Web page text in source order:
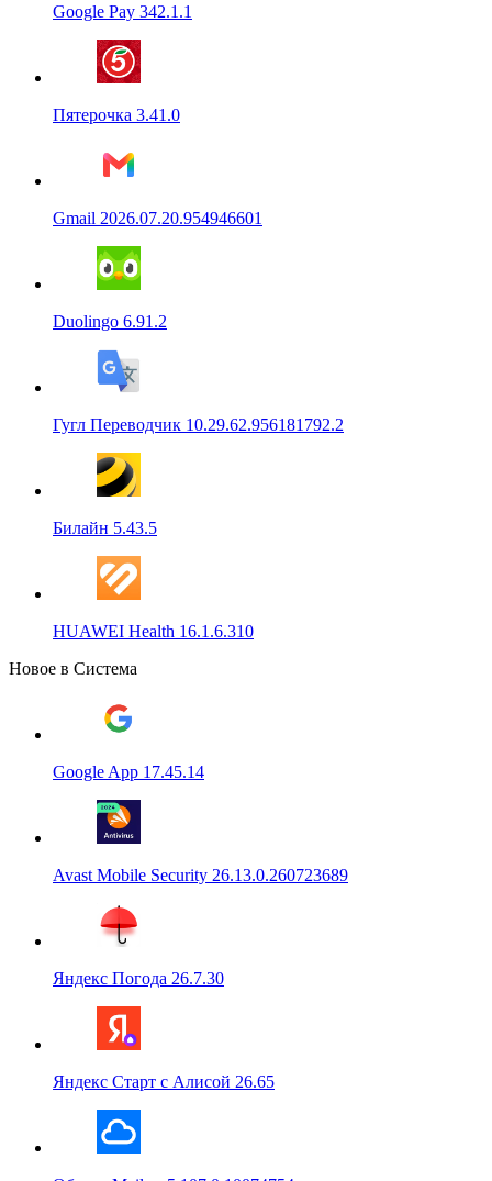
Google Pay 342.1.1
Пятерочка 3.41.0
Gmail 2026.07.20.954946601
Duolingo 6.91.2
Гугл Переводчик 10.29.62.956181792.2
Билайн 5.43.5
HUAWEI Health 16.1.6.310
Новое в Система
Google App 17.45.14
Avast Mobile Security 26.13.0.260723689
Яндекс Погода 26.7.30
Яндекс Старт с Алисой 26.65